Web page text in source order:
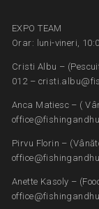
EXPO TEAM
Orar: luni-vineri,
Cristi Albu –
012 –
Anca Matiesc – (
Pirvu Florin –
Anette Kasoly –